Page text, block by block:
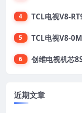
4
5
6 创维电视机芯
近期文章